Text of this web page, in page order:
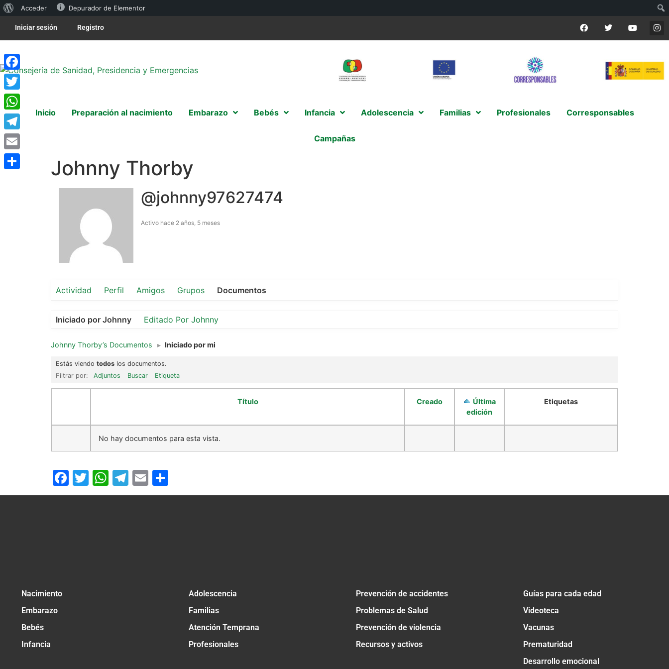
Acceder Depurador de Elementor
Iniciar sesión Registro
Inicio Preparación al nacimiento Embarazo Bebés Infancia Adolescencia Familias Profesionales Corresponsables
Campañas
Johnny Thorby
@johnny97627474
Activo hace 2 años, 5 meses
Actividad Perfil Amigos Grupos Documentos
Iniciado por Johnny Editado Por Johnny
Johnny Thorby’s Documentos ▸ Iniciado por mi
Estás viendo todos los documentos.
Filtrar por:
Adjuntos Buscar Etiqueta
Título Creado
Última
edición
Etiquetas
No hay documentos para esta vista.
Facebook
Twitter
WhatsApp
Telegram
Email
Nacimiento
Embarazo
Bebés
Infancia
Adolescencia
Familias
Atención Temprana
Profesionales
Prevención de accidentes
Problemas de Salud
Prevención de violencia
Recursos y activos
Guías para cada edad
Videoteca
Vacunas
Prematuridad
Desarrollo emocional
Facebook
Twitter
WhatsApp
Telegram
Email